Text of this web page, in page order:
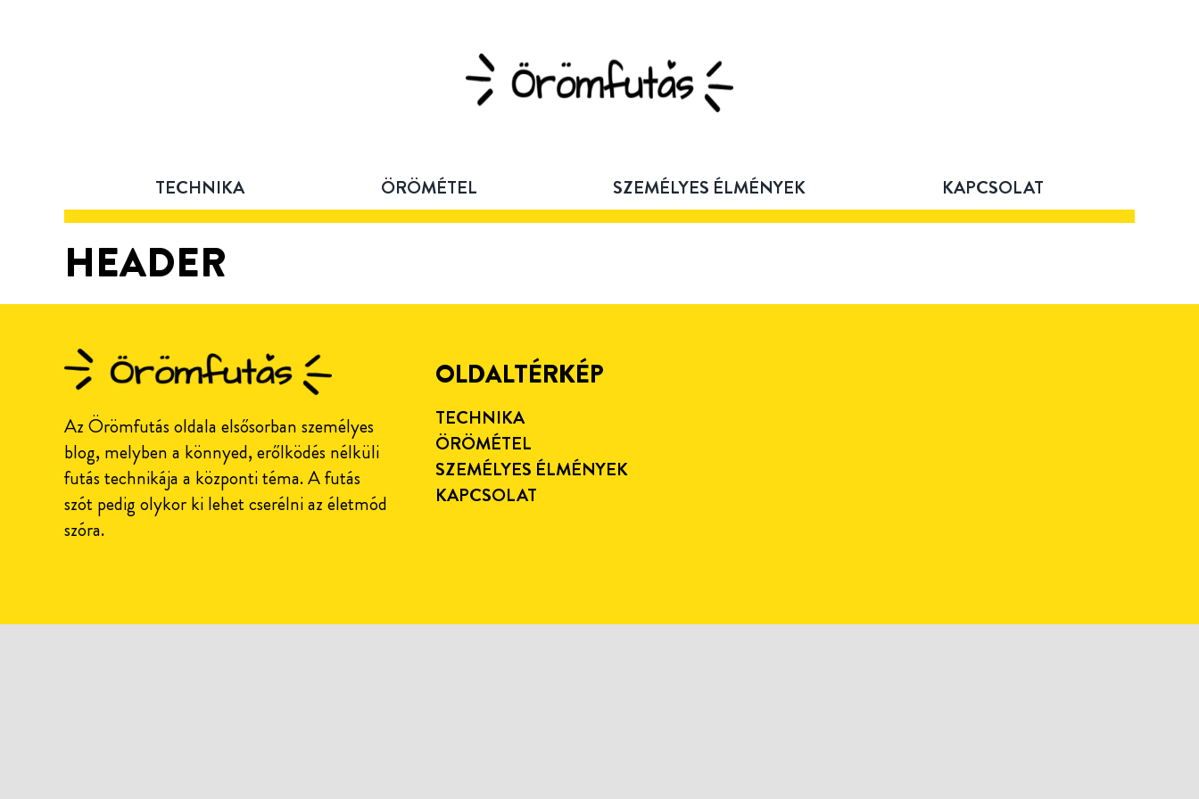
TECHNIKA ÖRÖMÉTEL SZEMÉLYES ÉLMÉNYEK KAPCSOLAT
HEADER
Az Örömfutás oldala elsősorban személyes
blog, melyben a könnyed, erőlködés nélküli
futás technikája a központi téma. A futás
szót pedig olykor ki lehet cserélni az életmód
szóra.
OLDALTÉRKÉP
TECHNIKA
ÖRÖMÉTEL
SZEMÉLYES ÉLMÉNYEK
KAPCSOLAT